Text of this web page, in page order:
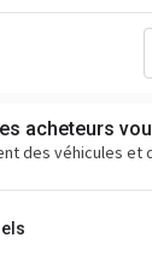
acheteurs
des véhicules et